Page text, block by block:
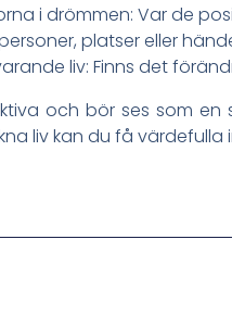
i drömmen: Var de
platser eller
liv: Finns det
och bör ses som
liv kan du få